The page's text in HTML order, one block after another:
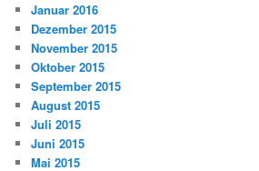
Januar 2016
Dezember 2015
November 2015
Oktober 2015
September 2015
August 2015
Juli 2015
Juni 2015
Mai 2015